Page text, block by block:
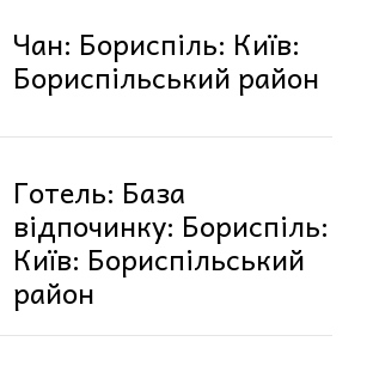
Чан: Бориспіль: Київ:
Бориспільський район
Готель: База
відпочинку: Бориспіль:
Київ: Бориспільський
район